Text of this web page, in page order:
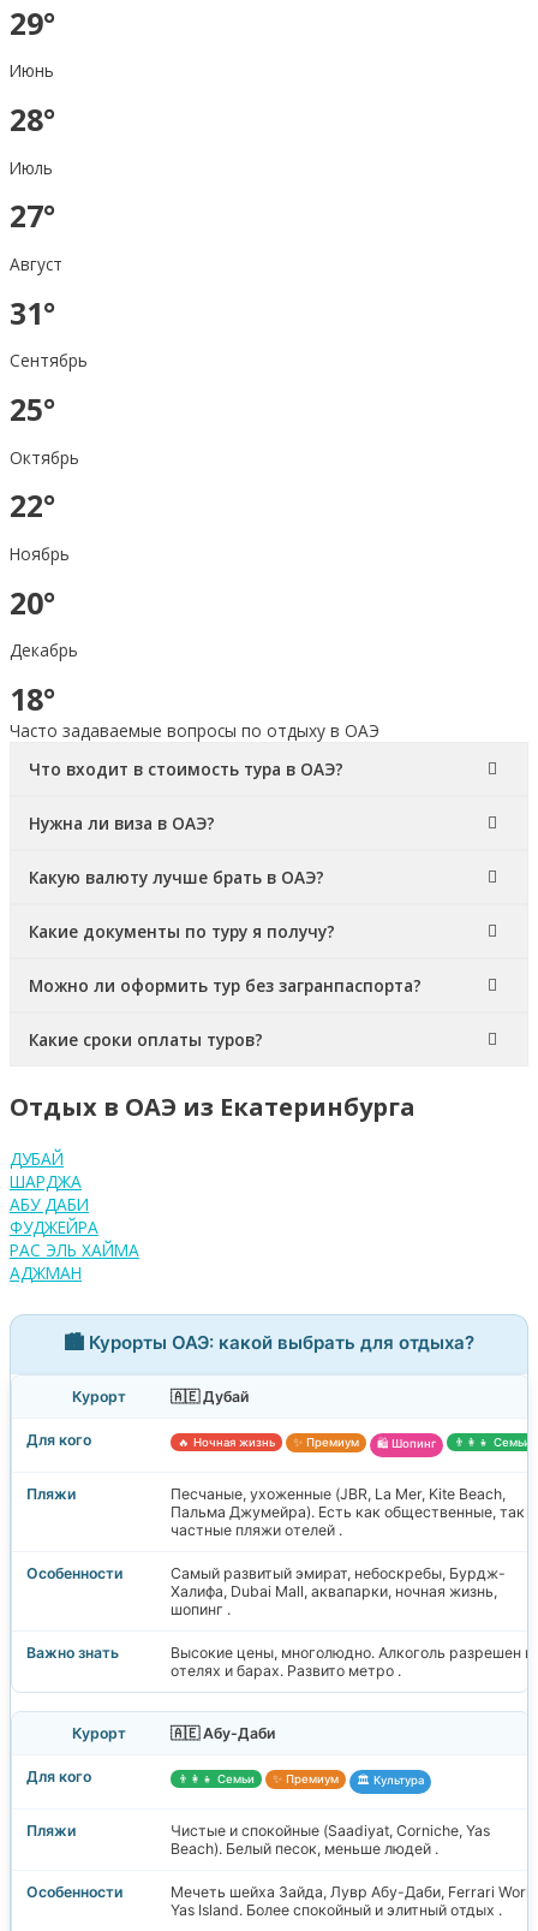
29°
Июнь
28°
Июль
27°
Август
31°
Сентябрь
25°
Октябрь
22°
Ноябрь
20°
Декабрь
18°
Часто задаваемые вопросы по отдыху в ОАЭ
Что входит в стоимость тура в ОАЭ?
Нужна ли виза в ОАЭ?
Какую валюту лучше брать в ОАЭ?
Какие документы по туру я получу?
Можно ли оформить тур без загранпаспорта?
Какие сроки оплаты туров?
Отдых в ОАЭ из Екатеринбурга
ДУБАЙ
ШАРДЖА
АБУ ДАБИ
ФУДЖЕЙРА
РАС ЭЛЬ ХАЙМА
АДЖМАН
🏙️ Курорты ОАЭ: какой выбрать для отдыха?
🇦🇪 Дубай
🔥 Ночная жизнь ✨ Премиум 🛍️ Шопинг 👨‍👩‍👧 Семьи
Песчаные, ухоженные (JBR, La Mer, Kite Beach,
Пальма Джумейра). Есть как общественные, так и
частные пляжи отелей .
Самый развитый эмират, небоскребы, Бурдж-
Халифа, Dubai Mall, аквапарки, ночная жизнь,
шопинг .
Высокие цены, многолюдно. Алкоголь разрешен в
отелях и барах. Развито метро .
🇦🇪 Абу-Даби
👨‍👩‍👧 Семьи ✨ Премиум 🏛️ Культура
Чистые и спокойные (Saadiyat, Corniche, Yas
Beach). Белый песок, меньше людей .
Мечеть шейха Зайда, Лувр Абу-Даби, Ferrari
Yas Island. Более спокойный и элитный отдых .